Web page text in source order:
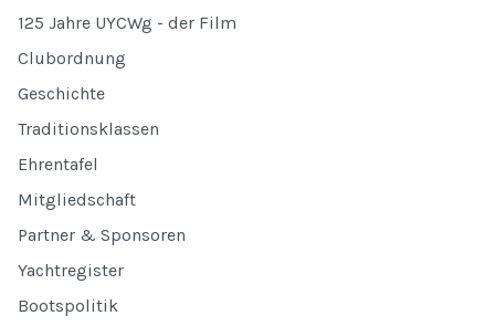
125 Jahre UYCWg - der Film
Clubordnung
Geschichte
Traditionsklassen
Ehrentafel
Mitgliedschaft
Partner & Sponsoren
Yachtregister
Bootspolitik